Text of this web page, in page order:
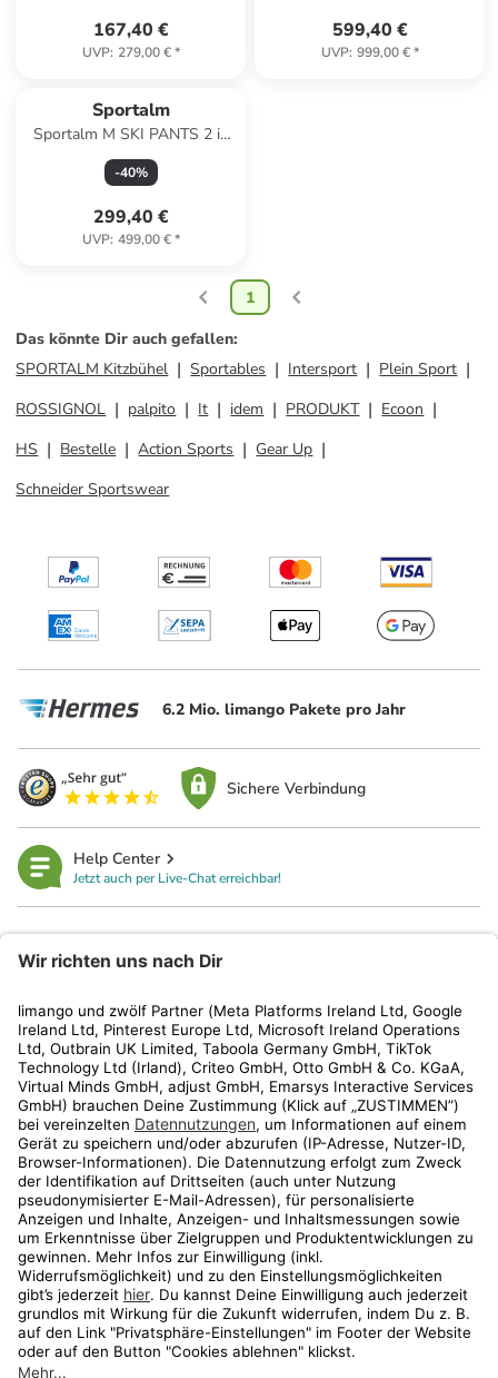
167,40 €
UVP: 279,00 €*
599,40 €
UVP: 999,00 €*
Sportalm
Sportalm M SKI PANTS 2 in
Rot
-40%
299,40 €
UVP: 499,00 €*
1
Das könnte Dir auch gefallen:
SPORTALM Kitzbühel
Sportables Intersport
Plein Sport
ROSSIGNOL
palpito It idem PRODUKT
Ecoon
HS
Bestelle Action Sports
Gear Up
Schneider Sportswear
6.2 Mio. limango Pakete pro Jahr
Sichere Verbindung
Help Center
Jetzt auch per Live-Chat erreichbar!
Kundenservice
Shop
Aktionen
Travel